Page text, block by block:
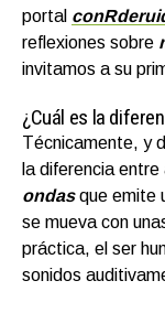
portal
reflexiones sobre
invitamos a su
¿Cuál es la
Técnicamente, y
la diferencia
ondasque emite
se mueva con
práctica, el ser
sonidos